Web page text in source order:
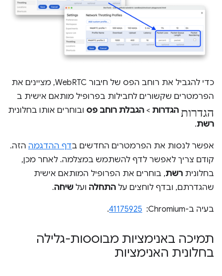
כדי להגביל את רוחב הפס של חיבור WebRTC, מציינים את
הפרמטרים שקשורים לחבילות בפרופיל מותאם אישית ב
הגדרות הגדרות > הגבלת רוחב פס ובוחרים אותו בחלונית
רשת.
אפשר לנסות את הפרמטרים החדשים בדף ההדגמה הזה.
קודם צריך לאפשר לדף להשתמש במצלמה. לאחר מכן,
בחלונית רשת, בוחרים את הפרופיל המותאם אישית
שהגדרתם, ובדף לוחצים על התחלה ועל שיחה.
בעיה ב-Chromium: ‏ 41175925
.
תמיכה באנימציות מבוססות-גלילה
בחלונית האנימציות